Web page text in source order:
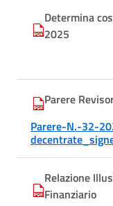
Determina
2025
Parere
Parere-N.-32-
Relazione
Finanziario